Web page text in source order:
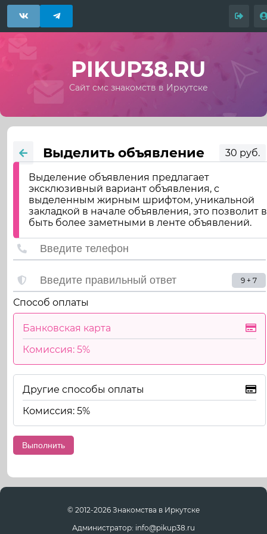
PIKUP38.RU
Сайт смс знакомств в Иркутске
Выделить объявление 30 руб.
Выделение объявления предлагает
эксклюзивный вариант объявления, с
выделенным жирным шрифтом, уникальной
закладкой в начале объявления, это позволит
быть более заметными в ленте объявлений.
9 + 7
Способ оплаты
Банковская карта
Комиссия: 5%
Другие способы оплаты
Комиссия: 5%
© 2012-2026 Знакомства в Иркутске
Администратор: info@pikup38.ru